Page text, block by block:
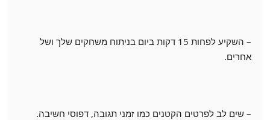
– השקיע לפחות 15 דקות ביום בניתוח משחקים שלך ושל
אחרים.
– שים לב לפרטים הקטנים כמו זמני תגובה, דפוסי חשיבה.